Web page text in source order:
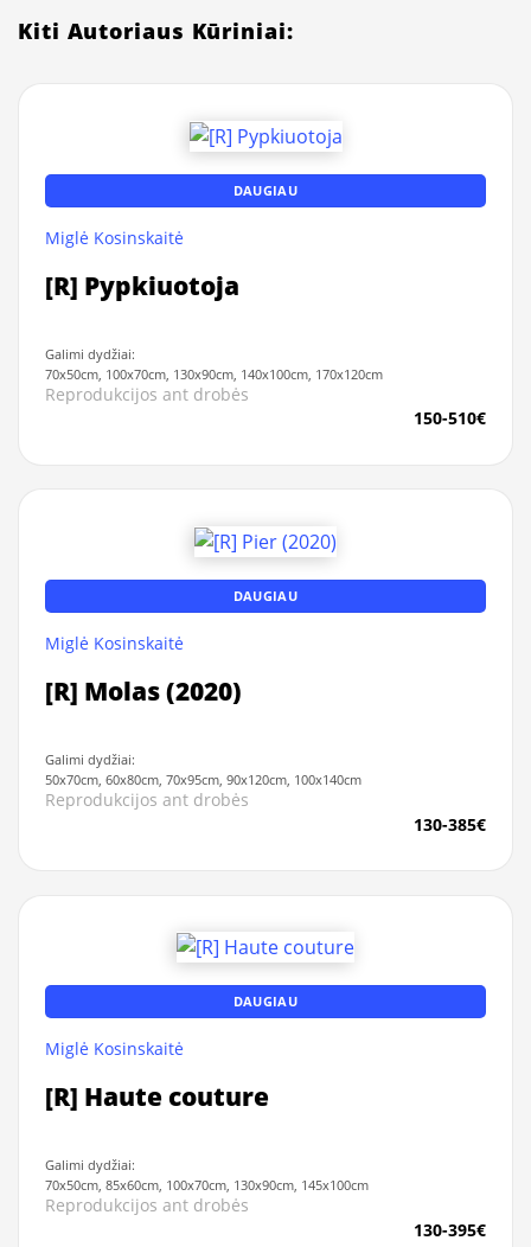
Kiti Autoriaus Kūriniai:
DAUGIAU
Miglė Kosinskaitė
[R] Pypkiuotoja
Galimi dydžiai:
70x50cm, 100x70cm, 130x90cm, 140x100cm, 170x120cm
Reprodukcijos ant drobės
150-510€
DAUGIAU
Miglė Kosinskaitė
[R] Molas (2020)
Galimi dydžiai:
50x70cm, 60x80cm, 70x95cm, 90x120cm, 100x140cm
Reprodukcijos ant drobės
130-385€
DAUGIAU
Miglė Kosinskaitė
[R] Haute couture
Galimi dydžiai:
70x50cm, 85x60cm, 100x70cm, 130x90cm, 145x100cm
Reprodukcijos ant drobės
130-395€